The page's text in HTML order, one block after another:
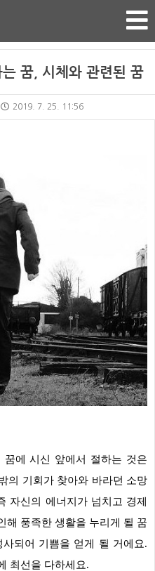
꿈, 시체와 관련된 꿈
2019. 7. 25. 11:56
에 시신 앞에서 절하는 것은
의 기회가 찾아와 바라던 소망
자신의 에너지가 넘치고 경제
해 풍족한 생활을 누리게 될 꿈
되어 기쁨을 얻게 될 거에요.
최선을 다하세요.